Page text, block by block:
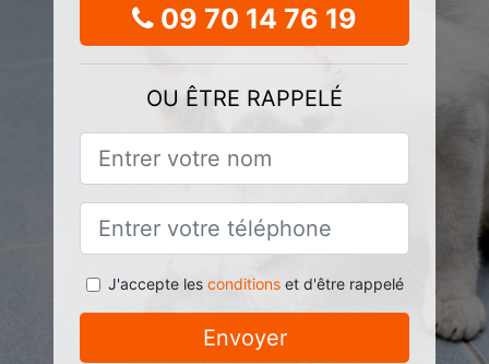
09 70 14 76 19
OU ÊTRE RAPPELÉ
J'accepte les conditionset d'être rappelé
Envoyer